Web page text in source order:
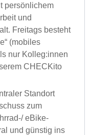
persönlichem
und
Freitags besteht
(mobiles
nur Kolleg:innen
CHECKito
Standort
zum
eBike-
und günstig ins